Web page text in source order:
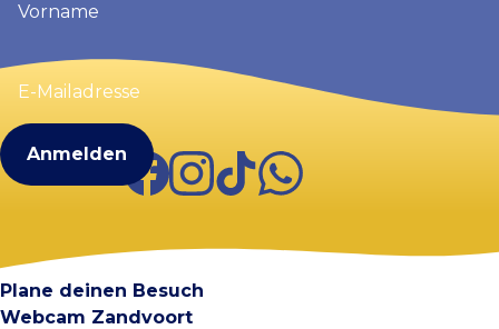
(erforderlich)
E-
Mailadresse
FacebookInstagram
TikTokWhatsApp
Plane deinen Besuch
Webcam Zandvoort